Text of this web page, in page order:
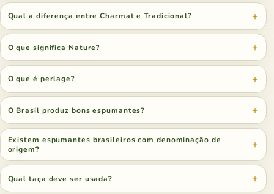
Qual a diferença entre Charmat e Tradicional?
O que significa Nature?
O que é perlage?
O Brasil produz bons espumantes?
Existem espumantes brasileiros com denominação de
origem?
Qual taça deve ser usada?